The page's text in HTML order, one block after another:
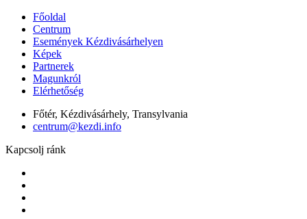
Főoldal
Centrum
Események Kézdivásárhelyen
Képek
Partnerek
Magunkról
Elérhetőség
Főtér, Kézdivásárhely, Transylvania
centrum@kezdi.info
Kapcsolj ránk